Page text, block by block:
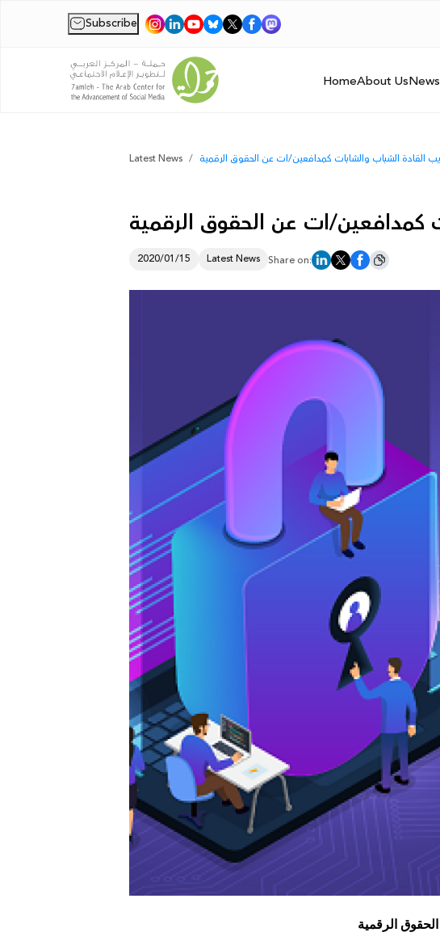
Subscribe |
HomeAbout UsNews
Latest News القادة الشباب والشابات كمدافعين/ات عن الحقوق الرقمية
كمدافعين/ات عن الحقوق الرقمية
2020/01/15 Latest News Share on:
الرقمية